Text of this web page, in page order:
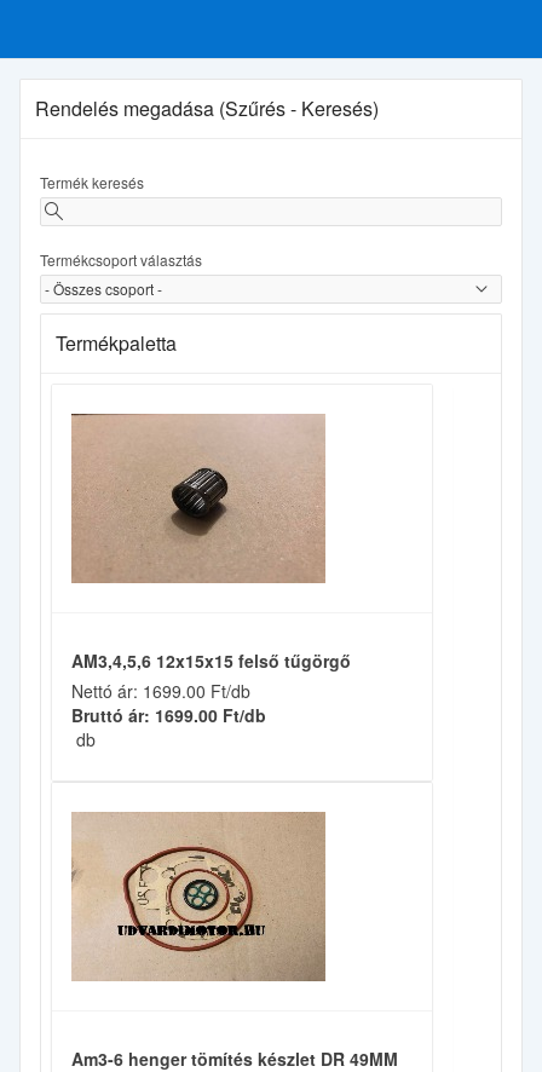
Rendelés megadása (Szűrés - Keresés)
Termék keresés
Termékcsoport választás
Termékpaletta
AM3,4,5,6 12x15x15 felső tűgörgő
Nettó ár: 1699.00 Ft/db
Bruttó ár: 1699.00 Ft/db
db
Am3-6 henger tömítés készlet DR 49MM